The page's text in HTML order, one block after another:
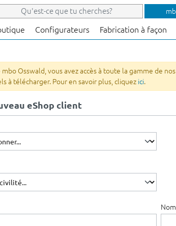
Configurateurs Fabrication à façon
Osswald, vous avez accès à toute la gamme de nos
à télécharger. Pour en savoir plus, cliquez ici.
eShop client
personnelles
Nom